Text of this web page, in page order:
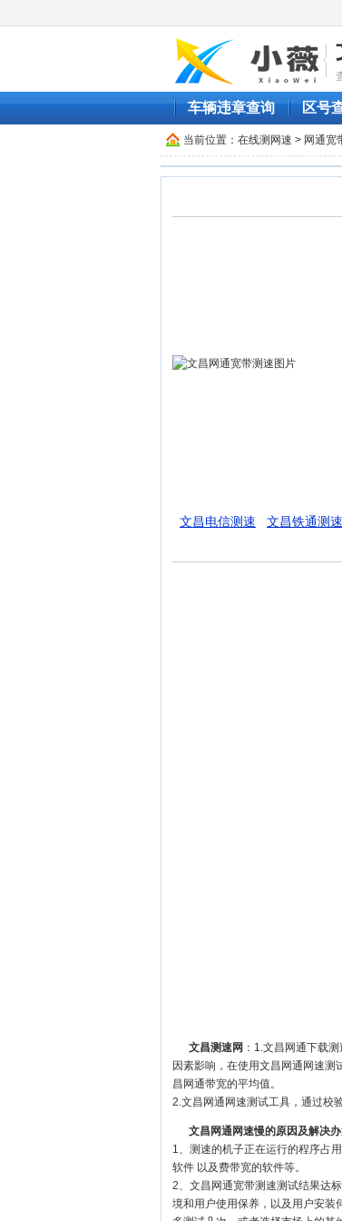
车辆违章查询 区号
当前位置： 在线测网速 > 网通宽
文昌电信测速 文昌铁通测速
文昌测速网 ：1.文昌网通下载
因素影响，在使用文昌网通网速
昌网通带宽的平均值。
2.文昌网通网速测试工具，通过校
文昌网通网速慢的原因及解决
1、测速的机子正在运行的程序占
软件 以及费带宽的软件等。
2、文昌网通宽带测速测试结果达
境和用户使用保养，以及用户安装